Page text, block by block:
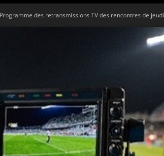
Programme des retransmissions TV des rencontres de jeudi